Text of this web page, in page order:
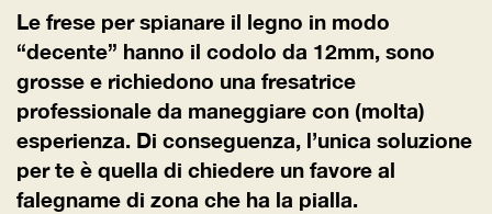
Le frese per spianare il legno in modo
“decente” hanno il codolo da 12mm, sono
grosse e richiedono una fresatrice
professionale da maneggiare con (molta)
esperienza. Di conseguenza, l’unica soluzione
per te è quella di chiedere un favore al
falegname di zona che ha la pialla.